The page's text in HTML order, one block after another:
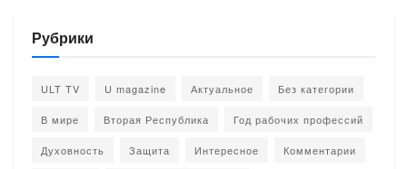
Рубрики
ULT TV U magazine Актуальное Без категории
В мире Вторая Республика Год рабочих профессий
Духовность Защита Интересное Комментарии